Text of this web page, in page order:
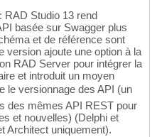
: RAD Studio 13 rend
basée sur Swagger plus
et de référence sont
version ajoute une option à la
RAD Server pour intégrer la
et introduit un moyen
le versionnage des API (un
des mêmes API REST pour
et nouvelles) (Delphi et
Architect uniquement).